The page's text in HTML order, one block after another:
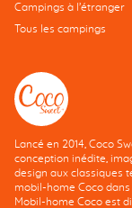
Campings à l’étranger
Tous les campings
Lancé en 2014, Coco
conception inédite,
design aux classiques
mobil-home Coco dans
Mobil-home Coco est